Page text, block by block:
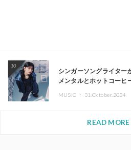
10
シンガーソングライター
メンタルとホットコーヒ
MUSIC ・ 31.October.2024
READ MORE